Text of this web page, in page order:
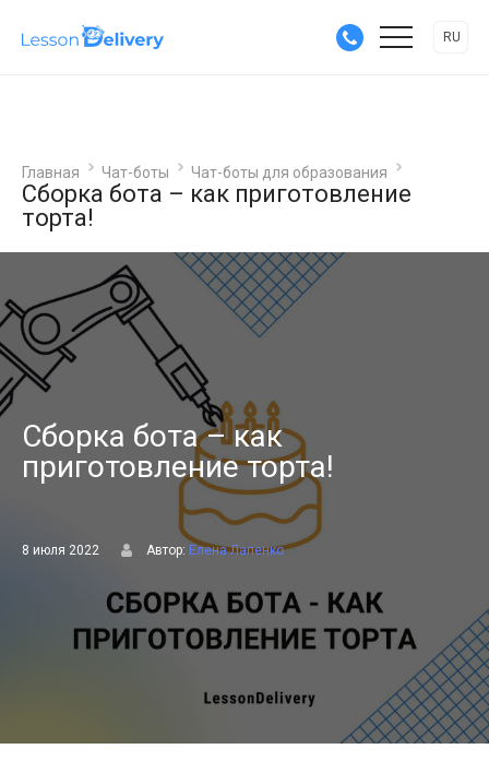
RU
Главная Чат-боты Чат-боты для образования
Сборка бота – как приготовление
торта!
Сборка бота – как
приготовление торта!
8 июля 2022 Автор: Елена Лапенко